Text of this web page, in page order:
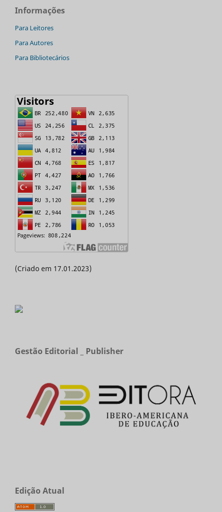
Informações
Para Leitores
Para Autores
Para Bibliotecários
(Criado em 17.01.2023)
Gestão Editorial _ Publisher
Edição Atual